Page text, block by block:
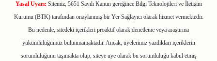
Yasal Uyarı: Sitemiz, 5651 Sayılı Kanun gereğince Bilgi Teknolojileri ve İletişim
Kurumu (BTK) tarafından onaylanmış bir Yer Sağlayıcı olarak hizmet vermektedir.
Bu nedenle, sitedeki içerikleri proaktif olarak denetleme veya araştırma
yükümlülüğümüz bulunmamaktadır. Ancak, üyelerimiz yazdıkları içeriklerin
sorumluluğunu taşımakta olup, siteye üye olarak bu sorumluluğu kabul etmiş